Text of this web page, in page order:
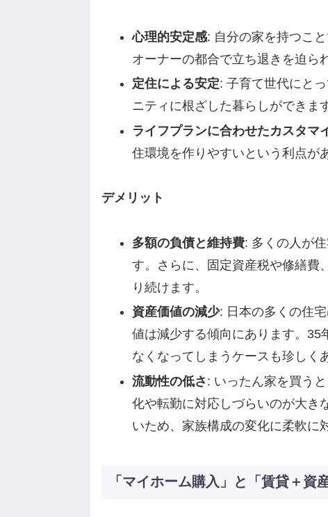
心理的安定感: 自分の家を持つこ
オーナーの都合で立ち退きを迫ら
定住による安定: 子育て世代にと
ニティに根ざした暮らしができます
ライフプランに合わせたカスタマ
住環境を作りやすいという利点が
デメリット
多額の負債と維持費: 多くの人が
す。さらに、固定資産税や修繕費
り続けます。
資産価値の減少: 日本の多くの住
値は減少する傾向にあります。35
なくなってしまうケースも珍しく
流動性の低さ : いったん家を買う
化や転勤に対応しづらいのが大き
いため、家族構成の変化に柔軟に
「マイホーム購入」と「賃貸＋資